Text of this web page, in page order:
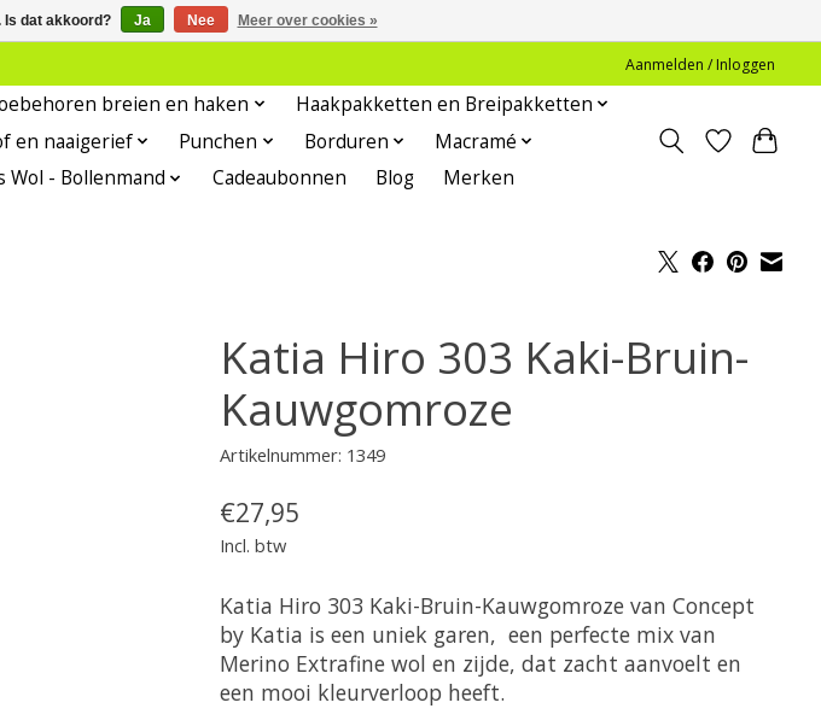
Aanmelden / Inloggen
breien en haken
Haakpakketten en Breipakketten
en naaigerief Punchen Borduren
Macramé
Wol - Bollenmand Cadeaubonnen Blog Merken
Katia Hiro 303 Kaki-Bruin-
Kauwgomroze
Artikelnummer: 1349
€27,95
Incl. btw
Katia Hiro 303 Kaki-Bruin-Kauwgomroze van Concept
by Katia is een uniek garen, een perfecte mix van
Merino Extrafine wol en zijde, dat zacht aanvoelt en
een mooi kleurverloop heeft.
Is dat akkoord? Ja Nee Meer over cookies »